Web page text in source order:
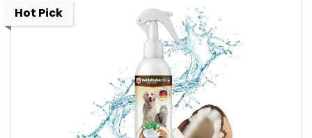
Hot Pick